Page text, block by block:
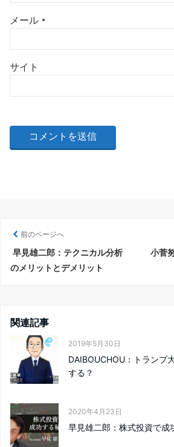
メール *
サイト
前のページへ
早見雄二郎：テクニカル分析
のメリットとデメリット
小菅
関連記事
2019年5月30日
DAIBOUCHOU：トランプ
する？
2020年4月23日
早見雄二郎：株式投資で成